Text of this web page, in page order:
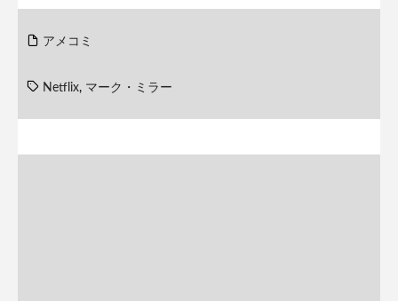
アメコミ
Netflix, マーク・ミラー